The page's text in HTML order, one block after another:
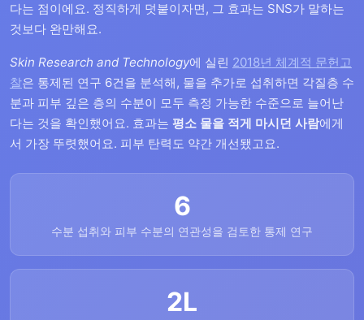
다는 점이에요. 정직하게 덧붙이자면, 그 효과는 SNS가 말하는
것보다 완만해요.
Skin Research and Technology에 실린 2018년 체계적 문헌고
찰은 통제된 연구 6건을 분석해, 물을 추가로 섭취하면 각질층 수
분과 피부 깊은 층의 수분이 모두 측정 가능한 수준으로 늘어난
다는 것을 확인했어요. 효과는 평소 물을 적게 마시던 사람에게
서 가장 뚜렷했어요. 피부 탄력도 약간 개선됐고요.
6
수분 섭취와 피부 수분의 연관성을 검토한 통제 연구
2L